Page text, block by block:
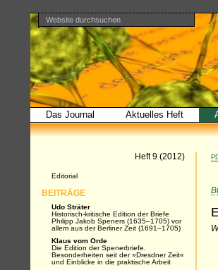
Direkt
zum
Inhalt
|
Direkt
zur
Navigation
Benutzerspezifische
Werkzeuge
Website durchsuchen
Erweiterte
Suche…
Bereiche
Das Journal Aktuelles Heft
Heft 9 (2012)
Editorial
BEITRÄGE
Udo Sträter
Historisch-kritische Edition der Briefe
Philipp Jakob Speners (1635–1705) vor
allem aus der Berliner Zeit (1691–1705)
Klaus vom Orde
Die Edition der Spenerbriefe.
Besonderheiten seit der »Dresdner Zeit«
und Einblicke in die praktische Arbeit